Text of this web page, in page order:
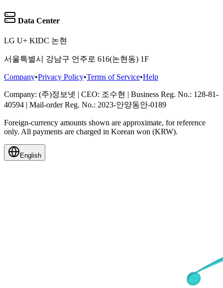
Data Center
LG U+ KIDC 논현
서울특별시 강남구 언주로 616(논현동) 1F
Company•Privacy Policy•Terms of Service•Help
Company: (주)정보넷 | CEO: 조수현 | Business Reg. No.: 128-81-
40594 | Mail-order Reg. No.: 2023-안양동안-0189
Foreign-currency amounts shown are approximate, for reference
only. All payments are charged in Korean won (KRW).
English